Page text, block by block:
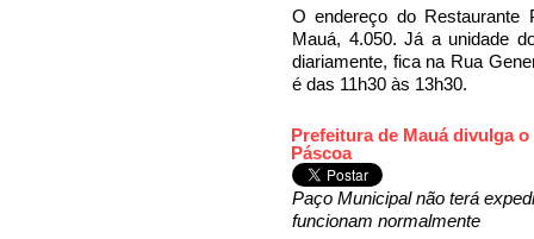
O endereço do Restaurante
Mauá, 4.050. Já a unidade
diariamente, fica na Rua
é das 11h30 às 13h30.
Prefeitura de Mauá divulga
Páscoa
Paço Municipal não terá
funcionam normalmente